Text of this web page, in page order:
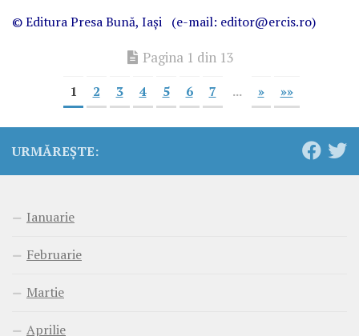
© EdituraPresa Bună, Iaşi (e-mail: editor@ercis.ro)
Pagina 1 din 13
1 2 3 4 5 6 7 ... » »»
URMĂREȘTE:
Ianuarie
Februarie
Martie
Aprilie